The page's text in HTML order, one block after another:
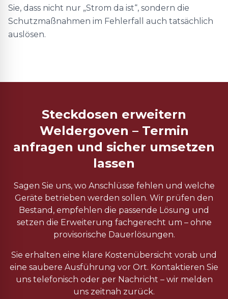
Sie, dass nicht nur „Strom da ist“, sondern die
Schutzmaßnahmen im Fehlerfall auch tatsächlich
auslösen.
Steckdosen erweitern
Weldergoven – Termin
anfragen und sicher umsetzen
lassen
Sagen Sie uns, wo Anschlüsse fehlen und welche
Geräte betrieben werden sollen. Wir prüfen den
Bestand, empfehlen die passende Lösung und
setzen die Erweiterung fachgerecht um – ohne
provisorische Dauerlösungen.
Sie erhalten eine klare Kostenübersicht vorab und
eine saubere Ausführung vor Ort. Kontaktieren Sie
uns telefonisch oder per Nachricht – wir melden
uns zeitnah zurück.